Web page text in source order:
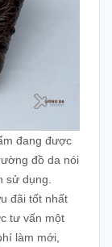
đang được
đồ da nói
sử dụng.
đãi tốt nhất
tư vấn một
làm mới,